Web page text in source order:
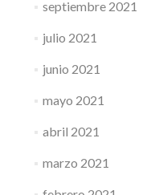
septiembre 2021
julio 2021
junio 2021
mayo 2021
abril 2021
marzo 2021